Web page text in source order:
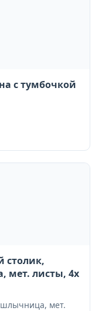
с тумбочкой
столик,
мет. листы, 4х
мет.